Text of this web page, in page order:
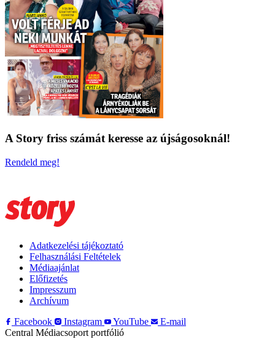
A Story friss számát keresse az újságosoknál!
Rendeld meg!
Adatkezelési tájékoztató
Felhasználási Feltételek
Médiaajánlat
Előfizetés
Impresszum
Archívum
Facebook
Instagram YouTube
E-mail
Central Médiacsoport portfólió